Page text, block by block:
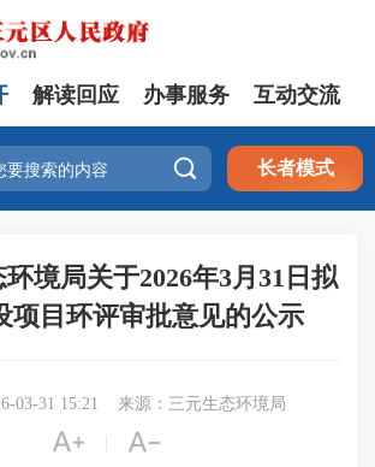
解读回应 办事服务 互动交流
 长者模式
境局关于2026年3月31日拟
项目环评审批意见的公示
03-31 15:21 来源：三元生态环境局
 